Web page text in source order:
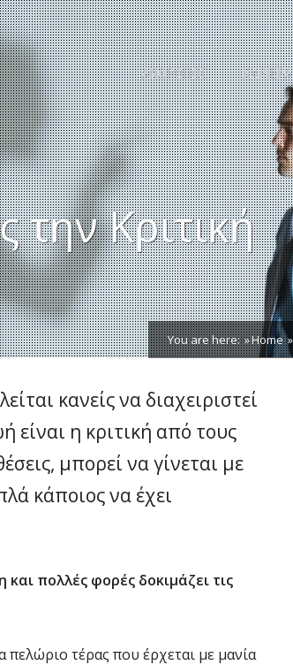
ΑΝΘΡΩΠΟΣ ΚΑΡΙΕΡΑ
την Κριτική
You are here: Home
κανείς να διαχειριστεί
είναι η κριτική από τους
μπορεί να γίνεται με
κάποιος να έχει
πολλές φορές δοκιμάζει τις
τέρας που έρχεται με μανία